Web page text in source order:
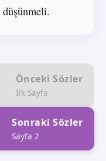
Önceki Sözler
İlk Sayfa
Sonraki Sözler
Sayfa 2